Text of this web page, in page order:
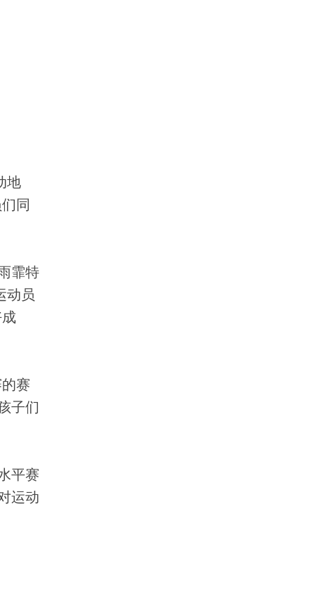
地
同
霏特
动员
赛
子们
平赛
运动